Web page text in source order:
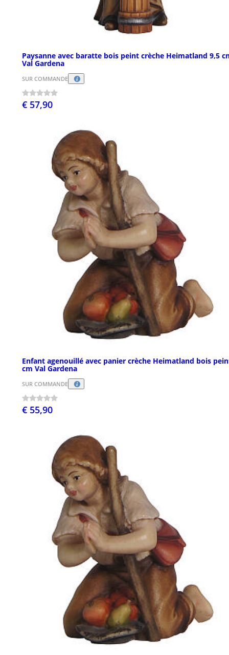
Paysanne avec baratte bois peint crèche Heimatland 9,5
Val Gardena
SUR COMMANDE
€ 57,90
Enfant agenouillé avec panier crèche Heimatland bois
cm Val Gardena
SUR COMMANDE
€ 55,90